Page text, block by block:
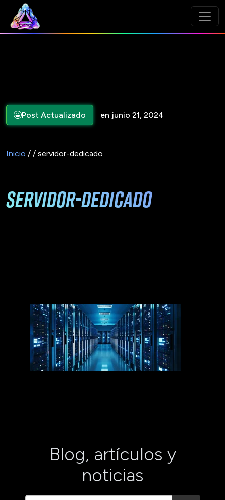
Post Actualizado en junio 21, 2024
Inicio / / servidor-dedicado
servidor-dedicado
Blog, artículos y
noticias